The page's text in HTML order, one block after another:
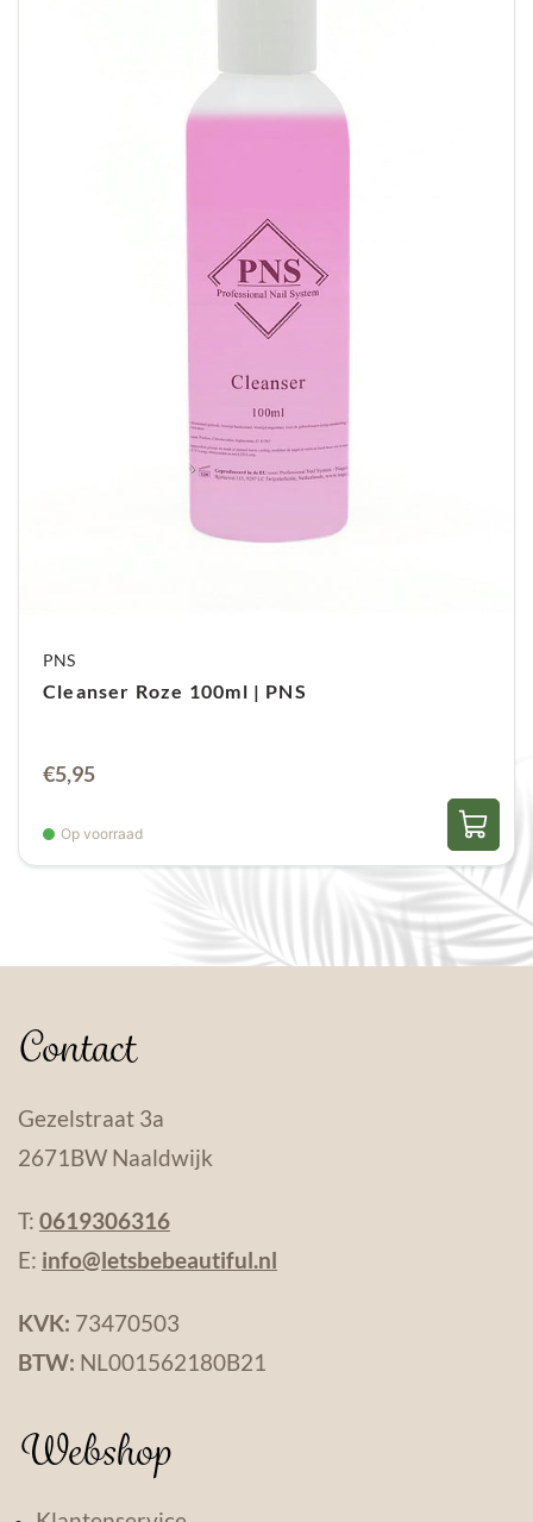
PNS
Cleanser Roze 100ml | PNS
€5,95
Op voorraad
Contact
Gezelstraat 3a
2671BW Naaldwijk
T: 0619306316
E: info@letsbebeautiful.nl
KVK: 73470503
BTW: NL001562180B21
Webshop